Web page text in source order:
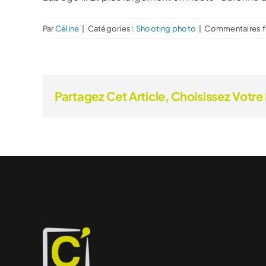
ParCéline Catégories : Shooting photo Commentaires
Partagez Cet Article, Choisissez Votre